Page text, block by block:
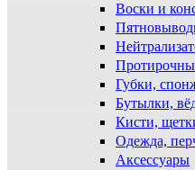
Воски и
Губки,
Бутылки,
Кисти,
Одежда,
Аксессуары